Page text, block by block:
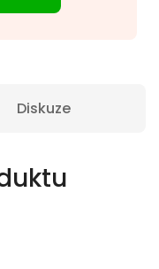
Diskuze